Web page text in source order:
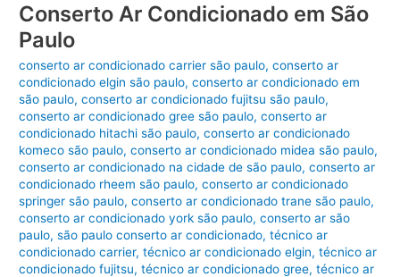
Conserto Ar Condicionado em São
Paulo
conserto ar condicionado carrier são paulo,conserto ar
condicionado elgin são paulo,conserto ar condicionado em
são paulo,conserto ar condicionado fujitsu são paulo,
conserto ar condicionado gree são paulo,conserto ar
condicionado hitachi são paulo,conserto ar condicionado
komeco são paulo,conserto ar condicionado midea são paulo,
conserto ar condicionado na cidade de são paulo,conserto ar
condicionado rheem são paulo,conserto ar condicionado
springer são paulo,conserto ar condicionado trane são paulo,
conserto ar condicionado york são paulo,conserto ar são
paulo,são paulo conserto ar condicionado,técnico ar
condicionado carrier,técnico ar condicionado elgin,técnico ar
condicionado fujitsu,técnico ar condicionado gree,técnico ar